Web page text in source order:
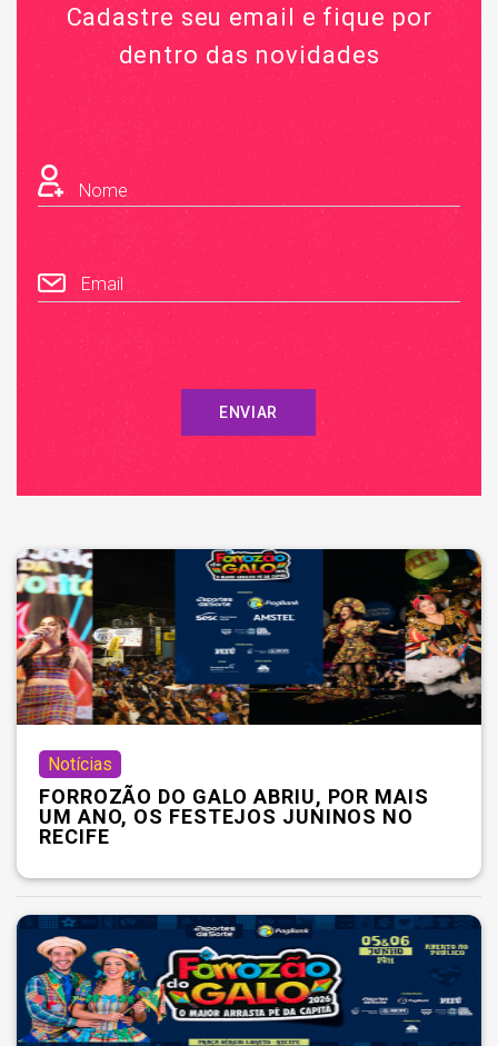
Cadastre seu email e fique por
dentro das novidades
Nome
Email
ENVIAR
Notícias
FORROZÃO DO GALO ABRIU, POR MAIS
UM ANO, OS FESTEJOS JUNINOS NO
RECIFE